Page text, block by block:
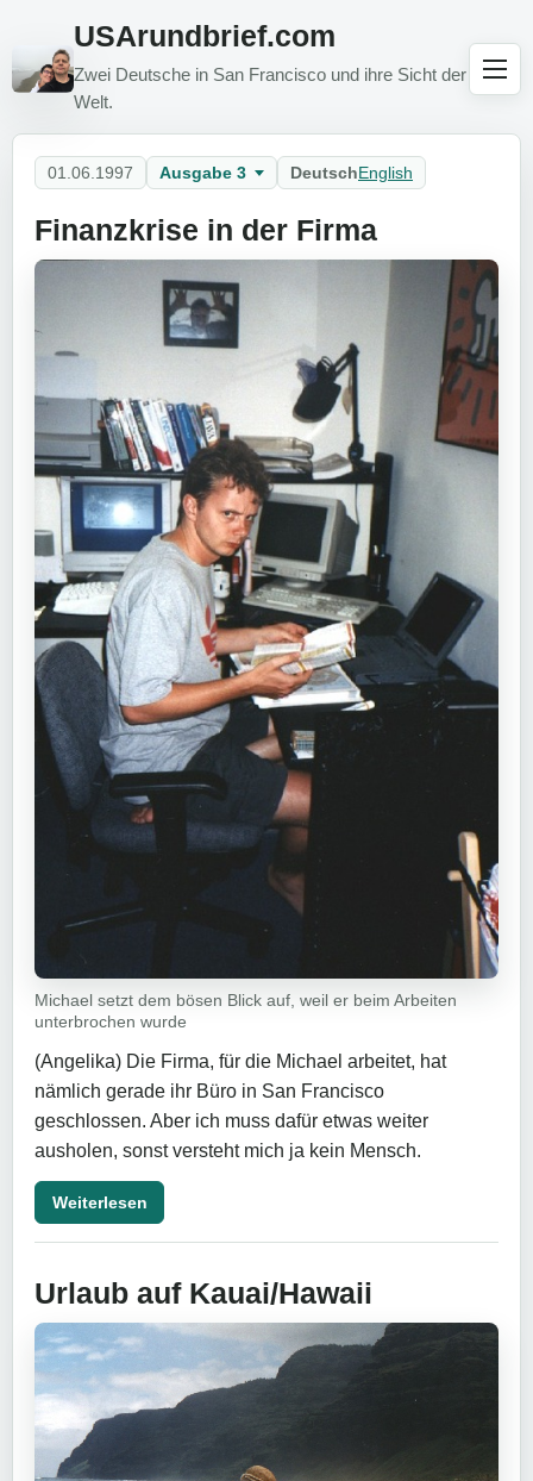
USArundbrief.com
Zwei Deutsche in San Francisco und ihre Sicht der
Welt.
01.06.1997 Ausgabe 3 DeutschEnglish
Finanzkrise in der Firma
Michael setzt dem bösen Blick auf, weil er beim Arbeiten
unterbrochen wurde
(Angelika) Die Firma, für die Michael arbeitet, hat
nämlich gerade ihr Büro in San Francisco
geschlossen. Aber ich muss dafür etwas weiter
ausholen, sonst versteht mich ja kein Mensch.
Weiterlesen
Urlaub auf Kauai/Hawaii